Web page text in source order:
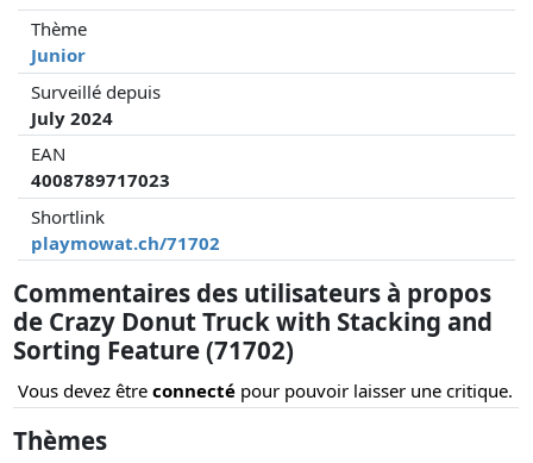
Thème
Junior
Surveillé depuis
July 2024
EAN
4008789717023
Shortlink
playmowat.ch/71702
Commentaires des utilisateurs à propos
de Crazy Donut Truck with Stacking and
Sorting Feature (71702)
Vous devez être connecté pour pouvoir laisser une critique.
Thèmes